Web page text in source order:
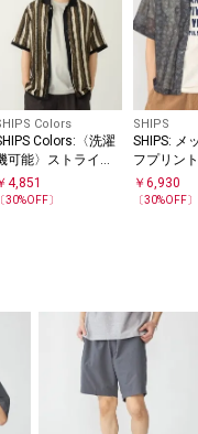
Colors
Colors:〈洗濯
可能〉ストライプ
ャージー シャツ
4,851
〔30%OFF〕
SHIPS
SHIPS: メ
フプリン
スリーブ
￥6,930
〔30%OFF〕